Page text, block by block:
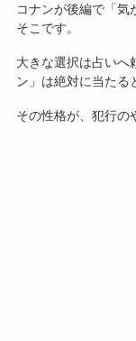
コナンが後編で「気
そこです。
大きな選択は占いへ
ン」は絶対に当たる
その性格が、犯行の